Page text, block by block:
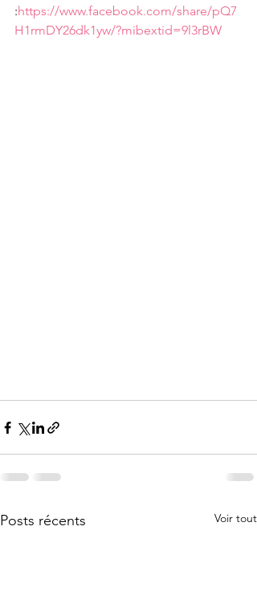
:https://www.facebook.com/share/pQ7
H1rmDY26dk1yw/?mibextid=9l3rBW
Posts récents Voir tout